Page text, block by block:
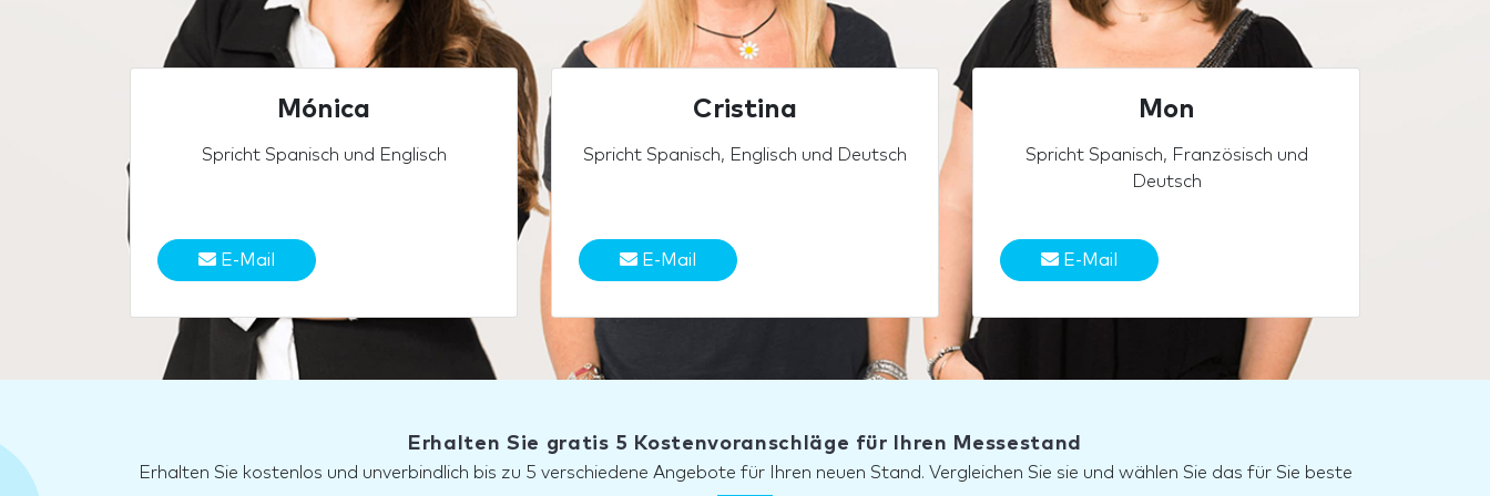
Mónica
Spricht Spanisch und Englisch
E-Mail
Cristina
Spricht Spanisch, Englisch und Deutsch
E-Mail
Mon
Spricht Spanisch, Französisch und
Deutsch
E-Mail
Erhalten Sie gratis 5 Kostenvoranschläge für Ihren Messestand
Erhalten Sie kostenlos und unverbindlich bis zu 5 verschiedene Angebote für Ihren neuen Stand. Vergleichen Sie sie und wählen Sie das für Sie beste